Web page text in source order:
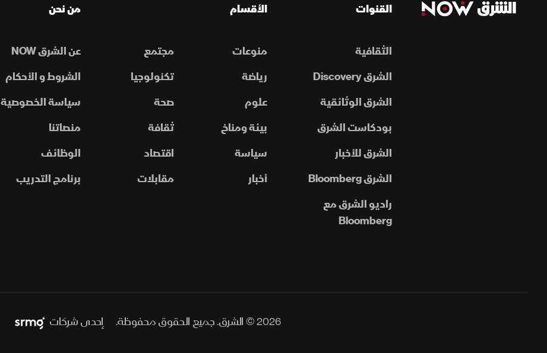
القنوات
الثقافية
الشرق Discovery
الشرق الوثائقية
بودكاست الشرق
الشرق للأخبار
الشرق Bloomberg
راديو الشرق مع
Bloomberg
الأقسام
منوعات
مجتمع
رياضة
تكنولوجيا
علوم
صحة
بيئة ومناخ
ثقافة
سياسة
اقتصاد
أخبار
مقابلات
من نحن
عن الشرق NOW
الشروط و الأحكام
سياسة الخصوصية
منصاتنا
الوظائف
برنامج التدريب
2026 © الشرق. جميع الحقوق محفوظة. إحدى شركات